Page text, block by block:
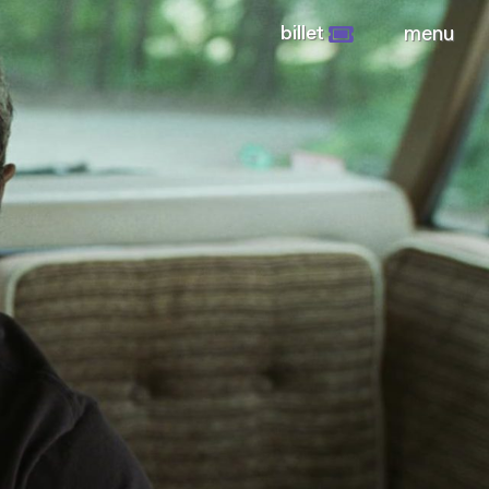
billet menu